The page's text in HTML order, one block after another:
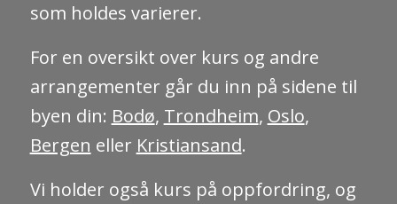
som holdes varierer.
For en oversikt over kurs og andre
arrangementer går du inn på sidene til
byen din: Bodø, Trondheim, Oslo,
Bergen eller Kristiansand.
Vi holder også kurs på oppfordring, og